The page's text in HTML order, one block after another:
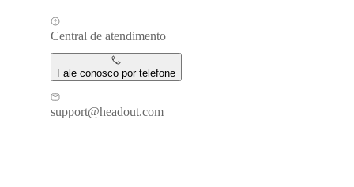
Central de atendimento
Fale conosco por telefone
support@headout.com